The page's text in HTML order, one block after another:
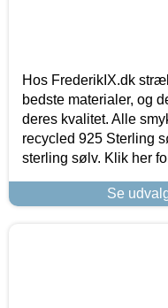
Hos FrederikIX.dk
bedste materialer, og
deres kvalitet. Alle
recycled 925 Sterling
sterling sølv. Klik her
Se